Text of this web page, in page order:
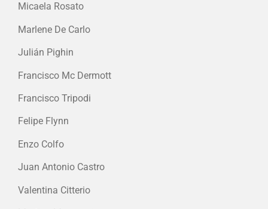
Micaela Rosato
Marlene De Carlo
Julián Pighin
Francisco Mc Dermott
Francisco Tripodi
Felipe Flynn
Enzo Colfo
Juan Antonio Castro
Valentina Citterio